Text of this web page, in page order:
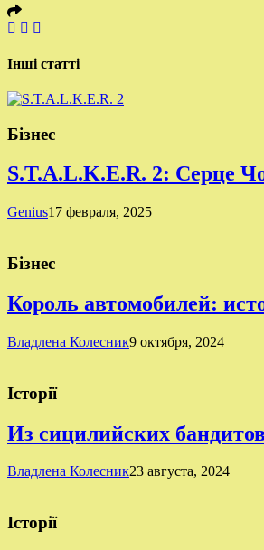
Інші статті
Бізнес
S.T.A.L.K.E.R. 2: Серце
Genius17 февраля, 2025
Бізнес
Король автомобилей:
Владлена Колесник9 октября, 2024
Історії
Из сицилийских
Владлена Колесник23 августа, 2024
Історії